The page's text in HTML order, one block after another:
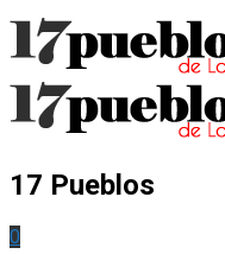
17 Pueblos
0